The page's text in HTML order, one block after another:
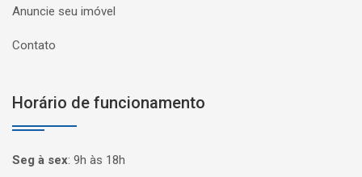
Anuncie seu imóvel
Contato
Horário de funcionamento
Seg à sex: 9h às 18h